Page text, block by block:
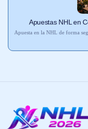
Apuestas NHL en
Apuesta en la NHL de forma